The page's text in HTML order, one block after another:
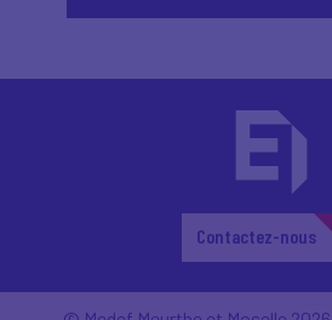
Contactez-nous